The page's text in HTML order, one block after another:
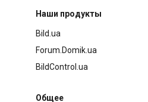
Наши продукты
Bild.ua
Forum.Domik.ua
BildControl.ua
Общее